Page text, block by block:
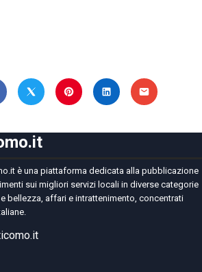
è una piattaforma dedicata alla pubblicazione
sui migliori servizi locali in diverse categorie
bellezza, affari e intrattenimento, concentrati